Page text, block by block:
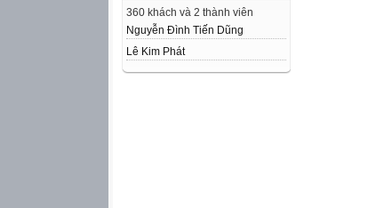
360 khách và 2 thành viên
Nguyễn Đình Tiến Dũng
Lê Kim Phát